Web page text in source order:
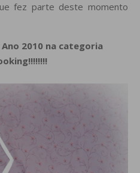
fez parte deste momento
2010 na categoria